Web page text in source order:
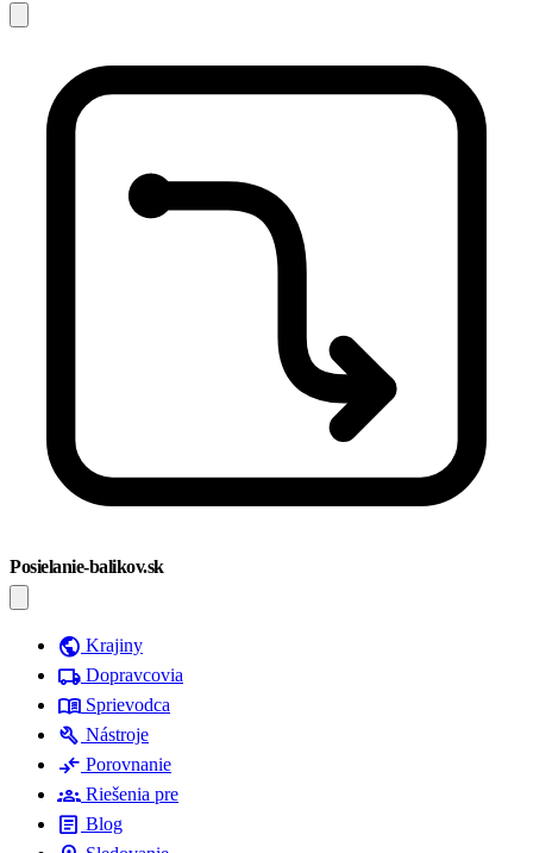
Posielanie-balikov.sk
public Krajiny
local_shipping Dopravcovia
menu_book Sprievodca
build Nástroje
compare_arrows Porovnanie
groups Riešenia pre
article Blog